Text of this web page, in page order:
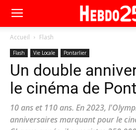
Accueil Flash
Flash Vie Locale Pontarlier
Un double
le cinéma de
10 ans et 110 ans. En 2023,
anniversaires marquant pour le